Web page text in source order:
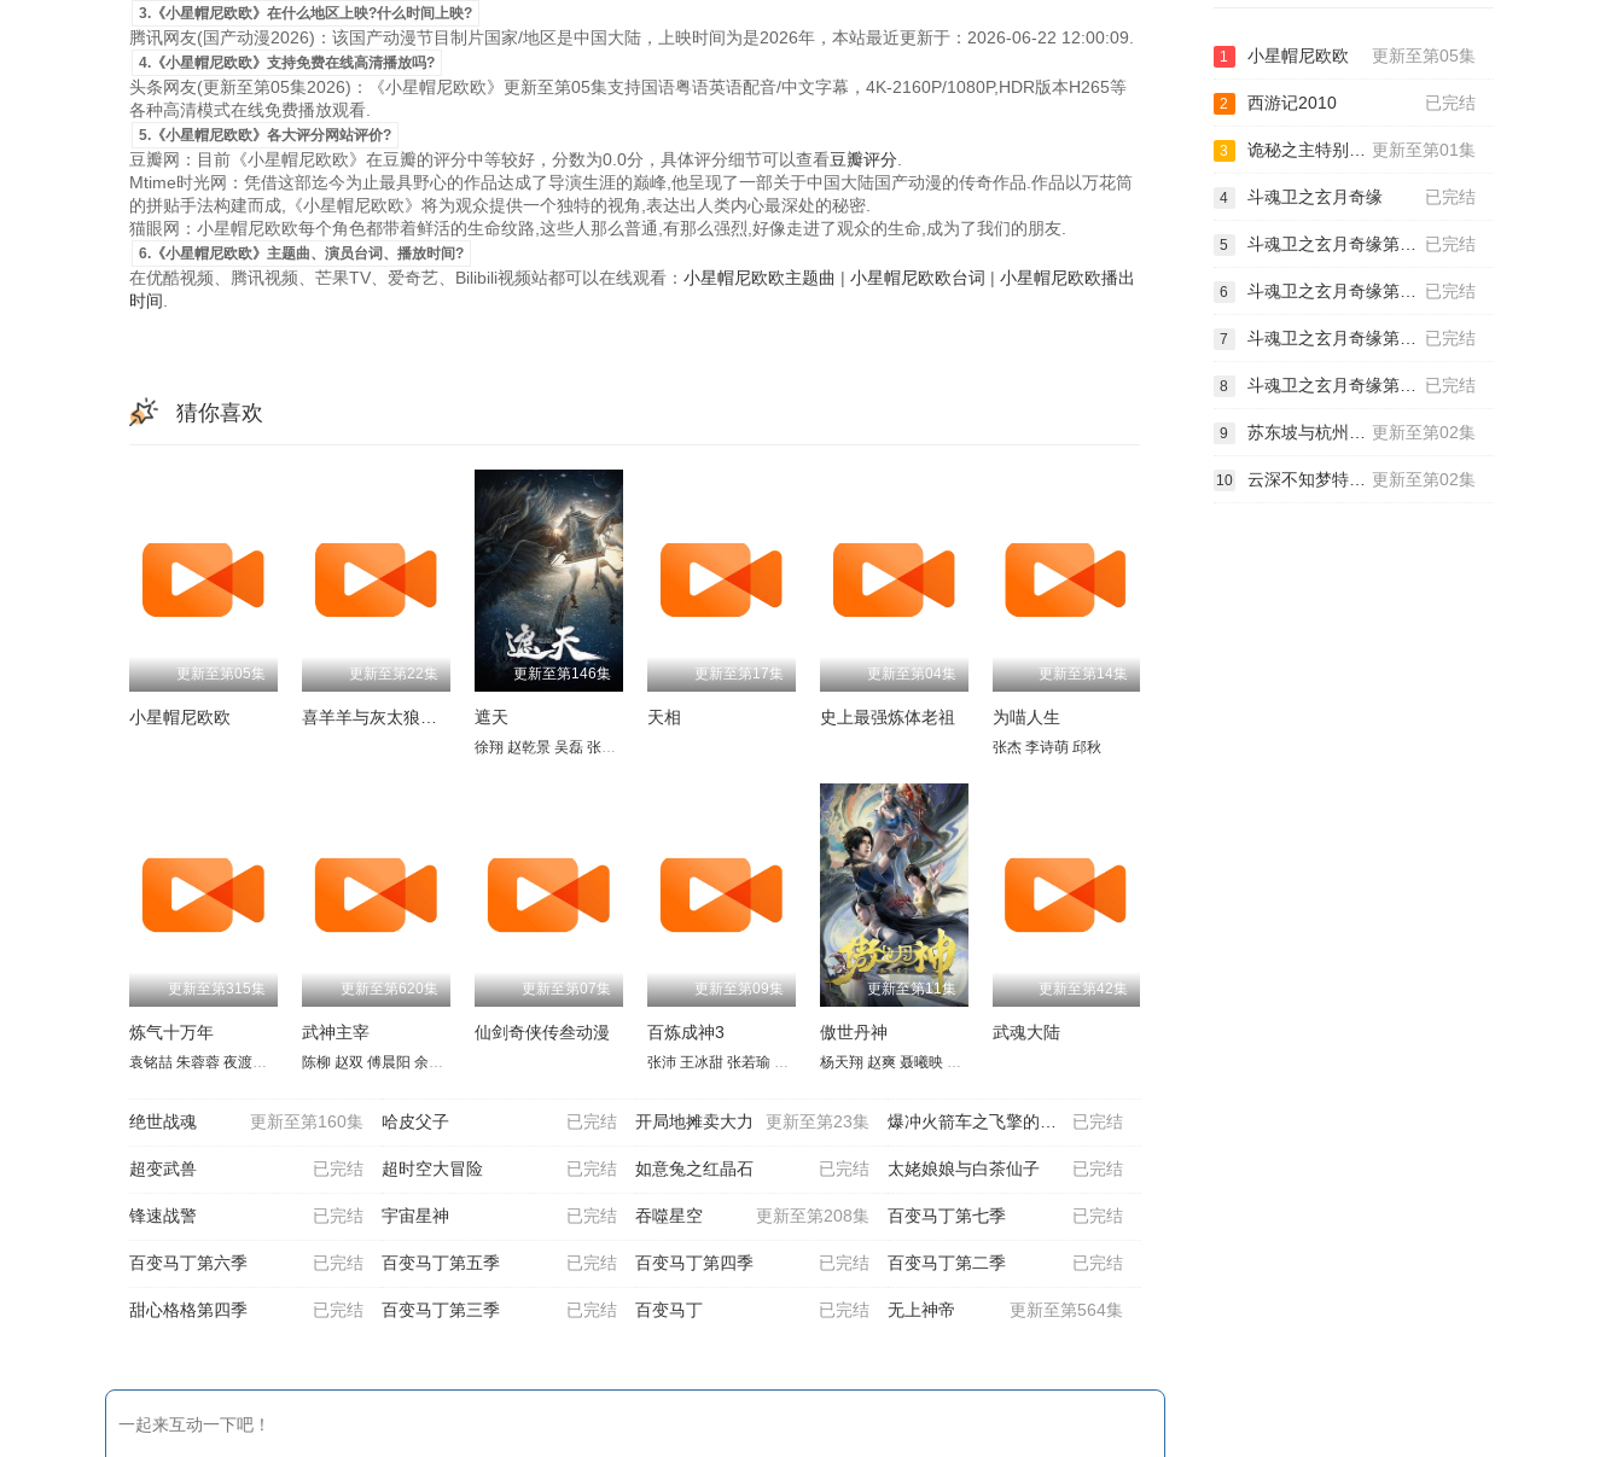
3.《小星帽尼欧欧》在什么地区上映?什么时间上映?
腾讯网友(国产动漫2026)：该国产动漫节目制片国家/地区是中国大陆，上映时间为是2026年，本站最近更新于：2026-06-22 12:00:09.
4.《小星帽尼欧欧》支持免费在线高清播放吗?
头条网友(更新至第05集2026)：《小星帽尼欧欧》更新至第05集支持国语粤语英语配音/中文字幕，4K-2160P/1080P,HDR版本H265等
各种高清模式在线免费播放观看.
5.《小星帽尼欧欧》各大评分网站评价?
豆瓣网：目前《小星帽尼欧欧》在豆瓣的评分中等较好，分数为0.0分，具体评分细节可以查看豆瓣评分
Mtime时光网：凭借这部迄今为止最具野心的作品达成了导演生涯的巅峰,他呈现了一部关于中国大陆国产动漫的传奇作品.作品以万花筒
的拼贴手法构建而成,《小星帽尼欧欧》将为观众提供一个独特的视角,表达出人类内心最深处的秘密.
猫眼网：小星帽尼欧欧每个角色都带着鲜活的生命纹路,这些人那么普通,有那么强烈,好像走进了观众的生命,成为了我们的朋友.
6.《小星帽尼欧欧》主题曲、演员台词、播放时间?
在优酷视频、腾讯视频、芒果TV、爱奇艺、Bilibili视频站都可以在线观看： 小星帽尼欧欧主题曲 | 小星帽尼欧欧台词 | 小星帽尼欧欧播出
时间
猜你喜欢
更新至第05集
小星帽尼欧欧
更新至第22集
喜羊羊与灰太狼之古古怪界有古怪
更新至第146集
遮天
徐翔 赵乾景 吴磊 张若瑜
更新至第17集
天相
更新至第04集
史上最强炼体老祖
更新至第14集
为喵人生
张杰 李诗萌 邱秋
更新至第315集
炼气十万年
袁铭喆 朱蓉蓉 夜渡于野 孙睿扬 王曼诗 周侗 夏觅尘 闫子蔚 胡正健 叙白 家明 康潇文 三羊 易湫 梅媛菲
更新至第620集
武神主宰
陈柳 赵双 傅晨阳 余澜 李进 王俊翔 魏一凡 张东 李冠辰 青琳昊
更新至第07集
仙剑奇侠传叁动漫
更新至第09集
百炼成神3
张沛 王冰甜 张若瑜 栾祥瑾 苗洋
更新至第11集
傲世丹神
杨天翔 赵爽 聂曦映
更新至第42集
武魂大陆
更新至第160集
绝世战魂 已完结
哈皮父子 更新至第23集
开局地摊卖大力 已完结
爆冲火箭车之飞擎的召唤
已完结
超变武兽 已完结
超时空大冒险 已完结
如意兔之红晶石 已完结
太姥娘娘与白茶仙子
已完结
锋速战警 已完结
宇宙星神 更新至第208集
吞噬星空 已完结
百变马丁第七季
已完结
百变马丁第六季 已完结
百变马丁第五季 已完结
百变马丁第四季 已完结
百变马丁第二季
已完结
甜心格格第四季 已完结
百变马丁第三季 已完结
百变马丁 更新至第564集
无上神帝
更新至第05集
1 小星帽尼欧欧
已完结
2 西游记2010
更新至第01集
3 诡秘之主特别篇猎物
已完结
4 斗魂卫之玄月奇缘
已完结
5 斗魂卫之玄月奇缘第二季
已完结
6 斗魂卫之玄月奇缘第三季
已完结
7 斗魂卫之玄月奇缘第四季
已完结
8 斗魂卫之玄月奇缘第五季
更新至第02集
9 苏东坡与杭州的故事
更新至第02集
10 云深不知梦特别篇：逐冥之役